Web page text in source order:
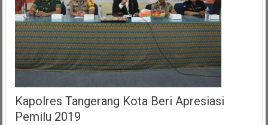
Kapolres Tangerang Kota Beri Apresiasi
Pemilu 2019